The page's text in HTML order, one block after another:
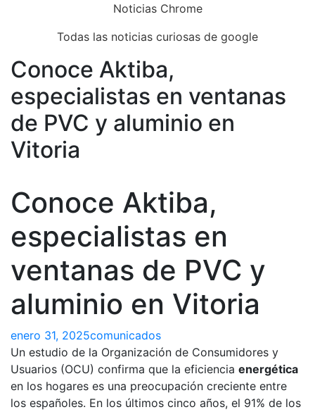
Noticias Chrome
Todas las noticias curiosas de google
Close
Menu
Conoce Aktiba,
especialistas en ventanas
de PVC y aluminio en
Vitoria
Conoce Aktiba,
especialistas en
ventanas de PVC y
aluminio en Vitoria
enero 31, 2025comunicados
Un estudio de la Organización de Consumidores y
Usuarios (OCU) confirma que la eficiencia energética
en los hogares es una preocupación creciente entre
los españoles. En los últimos cinco años, el 91% de los